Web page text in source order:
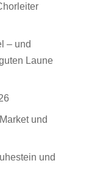
– und
Laune
und
und